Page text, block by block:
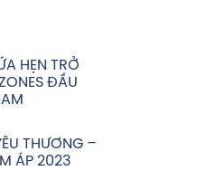
HẸN TRỞ
ĐẦU
THƯƠNG –
ÁP 2023